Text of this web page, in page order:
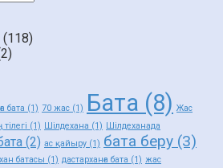
(118)
бата (1) 70 жас (1) Бата (8) Жас
(1) Шілдехана (1) Шілдеханада
(2) ас қайыру (1) бата беру (3)
батасы (1) дастарханға бата (1) жас